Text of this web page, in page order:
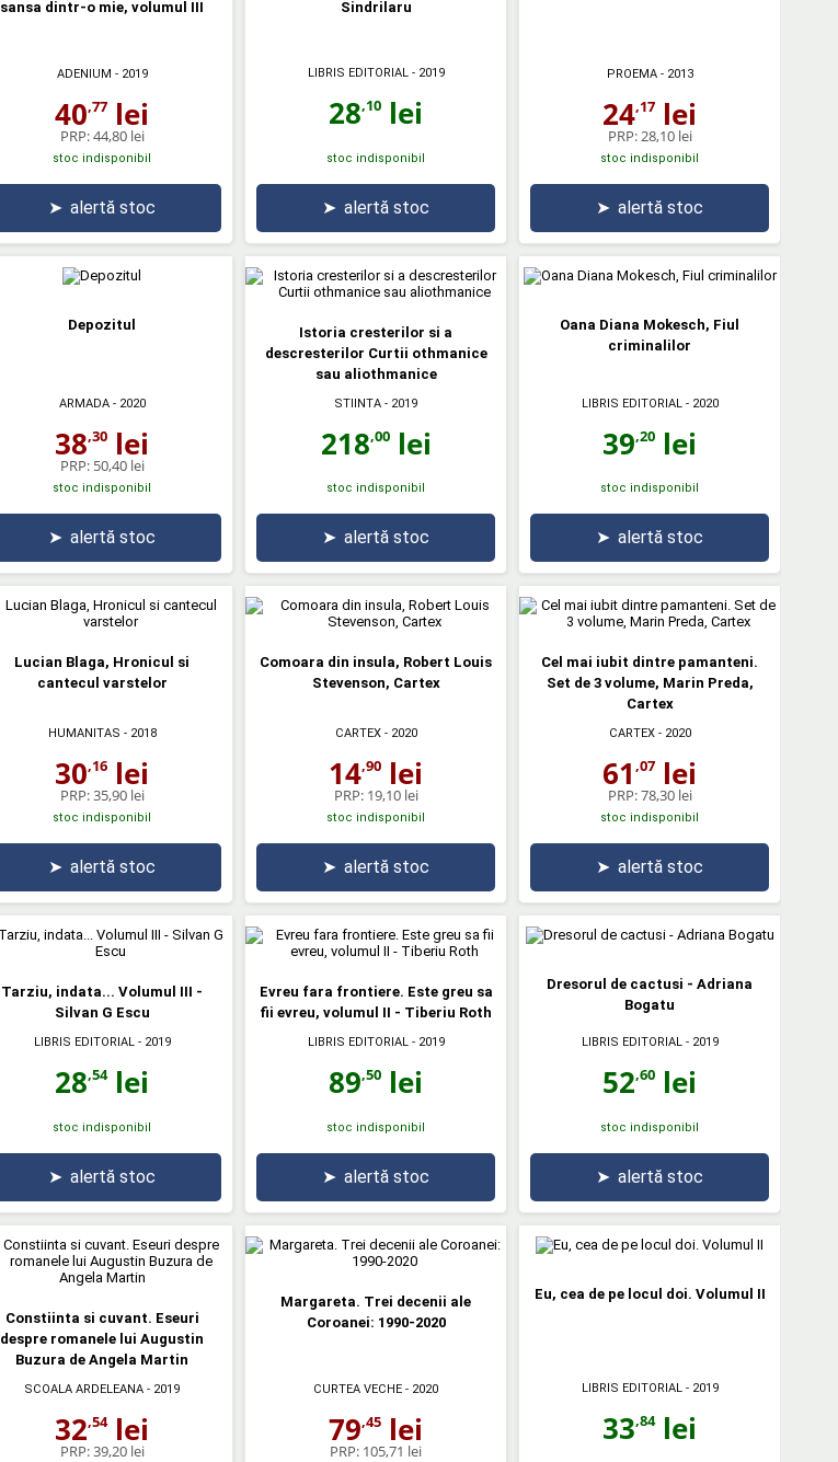
sansa dintr-o mie, volumul III
ADENIUM - 2019
40,77 lei
PRP:44,80 lei
stoc indisponibil
➤ alertă stoc
Sindrilaru
LIBRIS EDITORIAL- 2019
28,10 lei
stoc indisponibil
➤ alertă stoc
PROEMA- 2013
24,17 lei
PRP: 28,10 lei
stoc indisponibil
➤ alertă stoc
Depozitul
ARMADA- 2020
38,30 lei
PRP: 50,40 lei
stoc indisponibil
➤ alertă stoc
Istoria cresterilor si a
descresterilor Curtii othmanice
sau aliothmanice
STIINTA - 2019
218,00lei
stoc indisponibil
➤ alertă stoc
Oana Diana Mokesch, Fiul
criminalilor
LIBRIS EDITORIAL - 2020
39,20 lei
stoc indisponibil
➤ alertă stoc
Lucian Blaga, Hronicul si
cantecul varstelor
HUMANITAS - 2018
30,16 lei
PRP:35,90 lei
stoc indisponibil
➤ alertă stoc
Comoara din insula, Robert Louis
Stevenson, Cartex
CARTEX- 2020
14,90 lei
PRP: 19,10 lei
stoc indisponibil
➤ alertă stoc
Cel mai iubit dintre pamanteni.
Set de 3 volume, Marin Preda,
Cartex
CARTEX- 2020
61 ,07 lei
PRP:78,30 lei
stoc indisponibil
➤ alertă stoc
Tarziu, indata... Volumul III -
Silvan G Escu
LIBRIS EDITORIAL- 2019
28,54lei
stoc indisponibil
➤ alertă stoc
Evreu fara frontiere. Este greu sa
fii evreu, volumul II - Tiberiu Roth
LIBRIS EDITORIAL- 2019
89,50 lei
stoc indisponibil
➤ alertă stoc
Dresorul de cactusi - Adriana
Bogatu
LIBRIS EDITORIAL- 2019
52,60 lei
stoc indisponibil
➤ alertă stoc
Constiinta si cuvant. Eseuri
despre romanele lui Augustin
Buzura de Angela Martin
SCOALA ARDELEANA - 2019
32,54lei
PRP:39,20 lei
Margareta. Trei decenii ale
Coroanei: 1990-2020
CURTEA VECHE - 2020
79,45 lei
PRP: 105,71 lei
Eu, cea de pe locul doi. Volumul II
LIBRIS EDITORIAL- 2019
33,84lei